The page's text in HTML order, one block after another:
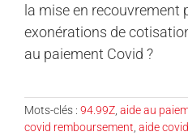
la mise en recouvrement
exonérations de
au paiement Covid ?
Mots-clés : 94.99Z aide au
covid remboursement aide